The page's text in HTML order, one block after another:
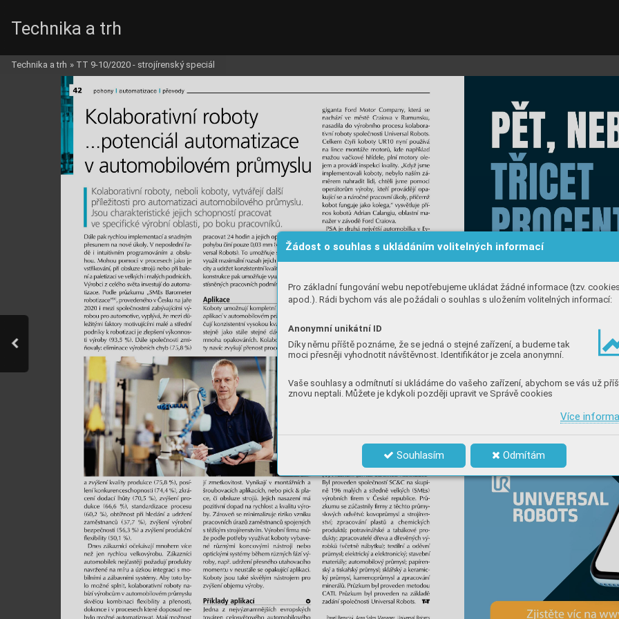
Žádost o souhlas s ukládáním volitelných informací
Pro základní fungování webu nepotřebujeme ukládat žádné informace (tzv.
apod.). Rádi bychom vás ale požádali o souhlas s uložením volitelných informací:
Anonymní unikátní ID
Díky němu příště poznáme, že se jedná o stejné zařízení, a budeme tak
moci přesněji vyhodnotit návštěvnost. Identifikátor je zcela anonymní.
Vaše souhlasy a odmítnutí si ukládáme do vašeho zařízení, abychom se vás už
znovu neptali. Můžete je kdykoli později upravit ve Správě cookies
Více
Souhlasím Odmítám
Technika a trh
Technika a trh » TT 9-10/2020 - strojírenský speciál